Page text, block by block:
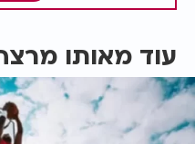
עוד מאותו